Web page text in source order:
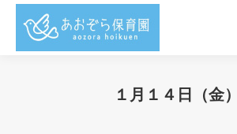
１月１４日（金）